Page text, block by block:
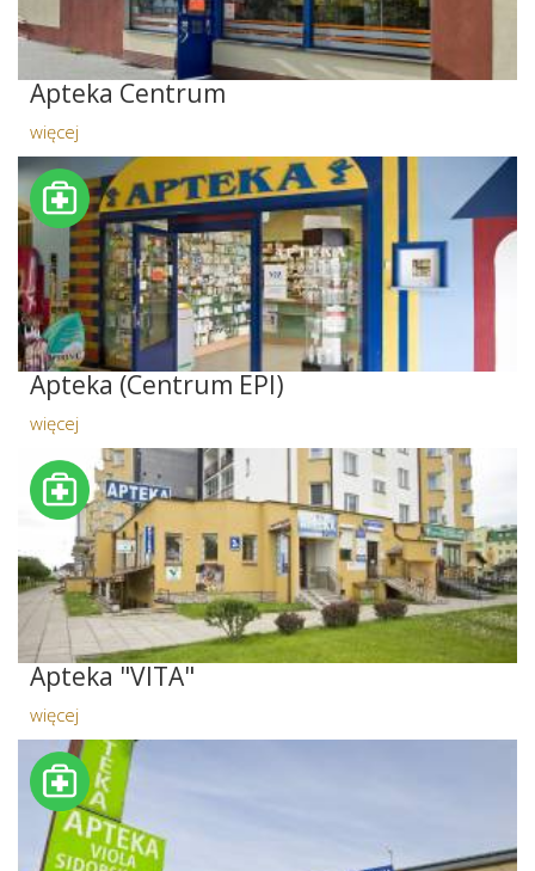
Apteka Centrum
więcej
Apteka (Centrum EPI)
więcej
Apteka "VITA"
więcej